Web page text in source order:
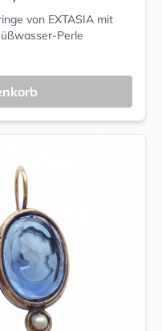
von EXTASIA mit
Perle